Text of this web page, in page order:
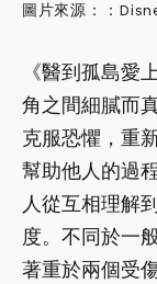
圖片來源：：
《醫到孤島愛
角之間細膩而
克服恐懼，重
幫助他人的過
人從互相理解
度。不同於一
著重於兩個受